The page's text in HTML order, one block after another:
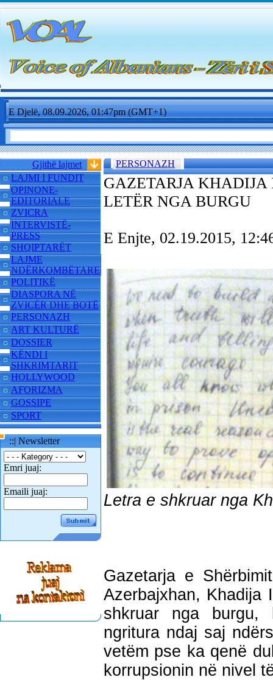
E Djelë, 08.09.2026, 01:47pm (GMT+1)
Gjithë lajmet
LAJMI I FUNDIT
OPINONE-
EDITORIALE
ZVICRA
INTERVISTË-
PRESS
SHQIPTARËT
LAJME
NDËRKOMBËTARE
POLITIKË
DIASPORA NË
ZVICËR DHE BOTË
PERSONAZH
ART KULTURË
DOSSIER
KËNDI I
SHKRIMTARIT
HOLLYWOOD
AFORIZMA
GOSSIPE
SPORT
::| Newsletter
Emri juaj:
Emaili juaj:
PERSONAZH
GAZETARJA
LETËR NGA BURGU
E Enjte, 02.19.2015,
Letra e shkruar nga
Gazetarja e
Azerbajxhan, Khadija
shkruar nga
ngritura ndaj saj
vetëm pse ka qenë
korrupsionin në nivel